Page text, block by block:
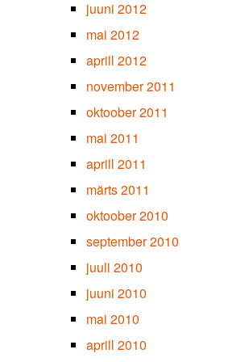
juuni 2012
mai 2012
aprill 2012
november 2011
oktoober 2011
mai 2011
aprill 2011
märts 2011
oktoober 2010
september 2010
juuli 2010
juuni 2010
mai 2010
aprill 2010